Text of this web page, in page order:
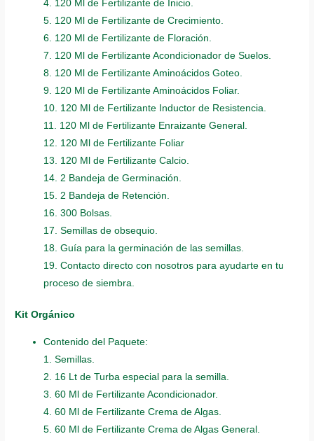
4. 120 Ml de Fertilizante de Inicio.
5. 120 Ml de Fertilizante de Crecimiento.
6. 120 Ml de Fertilizante de Floración.
7. 120 Ml de Fertilizante Acondicionador de Suelos.
8. 120 Ml de Fertilizante Aminoácidos Goteo.
9. 120 Ml de Fertilizante Aminoácidos Foliar.
10. 120 Ml de Fertilizante Inductor de Resistencia.
11. 120 Ml de Fertilizante Enraizante General.
12. 120 Ml de Fertilizante Foliar
13. 120 Ml de Fertilizante Calcio.
14. 2 Bandeja de Germinación.
15. 2 Bandeja de Retención.
16. 300 Bolsas.
17. Semillas de obsequio.
18. Guía para la germinación de las semillas.
19. Contacto directo con nosotros para ayudarte en tu
proceso de siembra.
Kit Orgánico
Contenido del Paquete:
1. Semillas.
2. 16 Lt de Turba especial para la semilla.
3. 60 Ml de Fertilizante Acondicionador.
4. 60 Ml de Fertilizante Crema de Algas.
5. 60 Ml de Fertilizante Crema de Algas General.